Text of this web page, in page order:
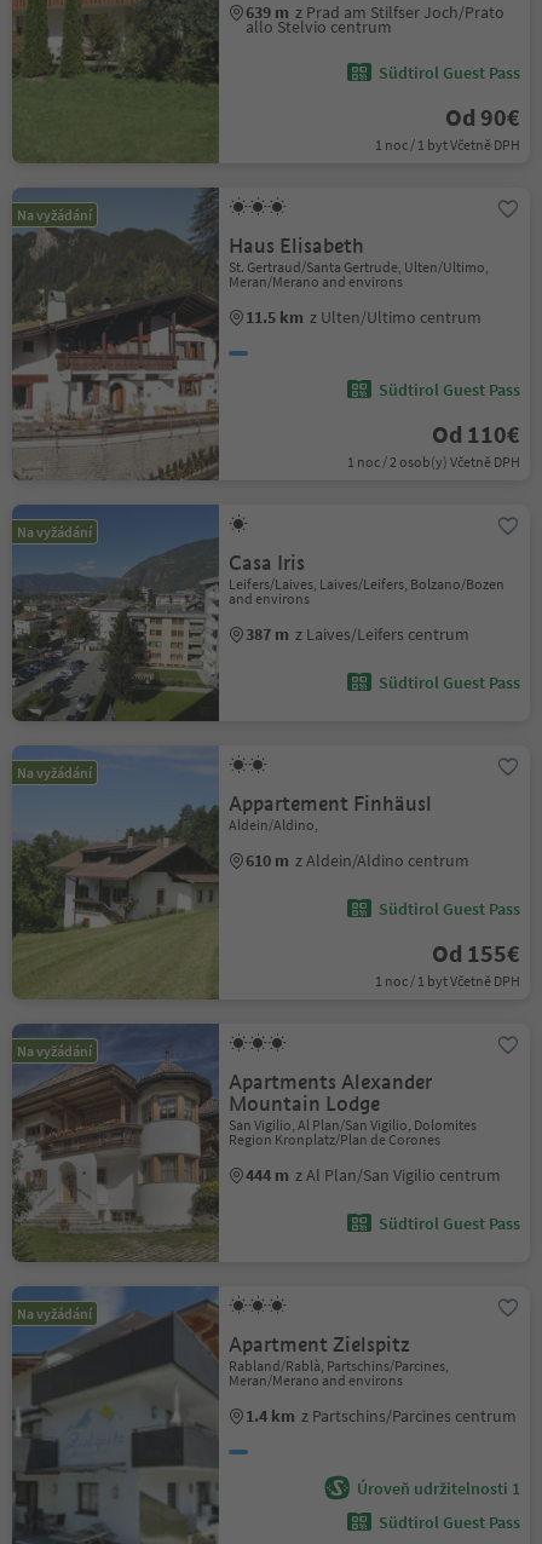
639 m z Prad am Stilfser Joch/Prato
allo Stelvio centrum
Südtirol Guest Pass
Od 90€
1 noc / 1 byt Včetně DPH
Na vyžádání
Haus Elisabeth
St. Gertraud/Santa Gertrude, Ulten/Ultimo,
Meran/Merano and environs
11.5 km z Ulten/Ultimo centrum
Südtirol Guest Pass
Od 110€
1 noc / 2 osob(y) Včetně DPH
Na vyžádání
Casa Iris
Leifers/Laives, Laives/Leifers, Bolzano/Bozen
and environs
387 m z Laives/Leifers centrum
Südtirol Guest Pass
Na vyžádání
Appartement Finhäusl
Aldein/Aldino,
610 m z Aldein/Aldino centrum
Südtirol Guest Pass
Od 155€
1 noc / 1 byt Včetně DPH
Na vyžádání
Apartments Alexander
Mountain Lodge
San Vigilio, Al Plan/San Vigilio, Dolomites
Region Kronplatz/Plan de Corones
444 m z Al Plan/San Vigilio centrum
Südtirol Guest Pass
Na vyžádání
Apartment Zielspitz
Rabland/Rablà, Partschins/Parcines,
Meran/Merano and environs
1.4 km z Partschins/Parcines centrum
Úroveň udržitelnosti 1
Südtirol Guest Pass